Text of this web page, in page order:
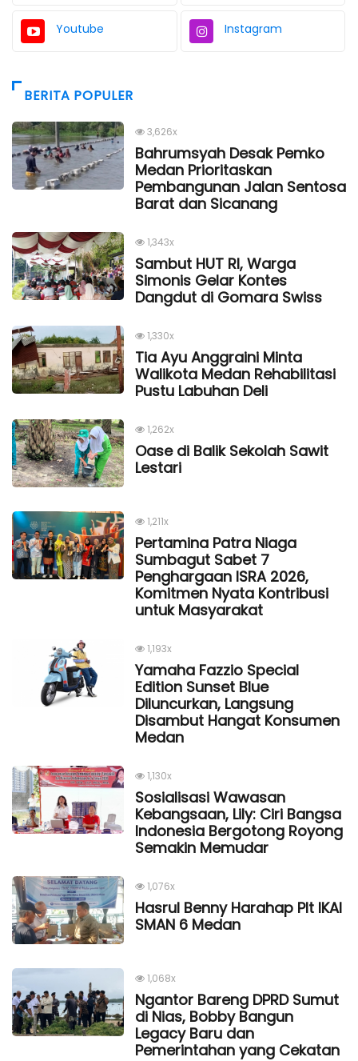
Youtube Instagram
BERITA POPULER
3,626x
Bahrumsyah Desak Pemko
Medan Prioritaskan
Pembangunan Jalan Sentosa
Barat dan Sicanang
1,343x
Sambut HUT RI, Warga
Simonis Gelar Kontes
Dangdut di Gomara Swiss
1,330x
Tia Ayu Anggraini Minta
Walikota Medan Rehabilitasi
Pustu Labuhan Deli
1,262x
Oase di Balik Sekolah Sawit
Lestari
1,211x
Pertamina Patra Niaga
Sumbagut Sabet 7
Penghargaan ISRA 2026,
Komitmen Nyata Kontribusi
untuk Masyarakat
1,193x
Yamaha Fazzio Special
Edition Sunset Blue
Diluncurkan, Langsung
Disambut Hangat Konsumen
Medan
1,130x
Sosialisasi Wawasan
Kebangsaan, Lily: Ciri Bangsa
Indonesia Bergotong Royong
Semakin Memudar
1,076x
Hasrul Benny Harahap Plt IKAl
SMAN 6 Medan
1,068x
Ngantor Bareng DPRD Sumut
di Nias, Bobby Bangun
Legacy Baru dan
Pemerintahan yang Cekatan